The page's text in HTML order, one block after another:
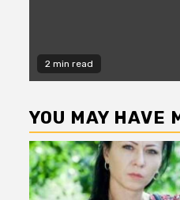
2 min read
YOU MAY HAVE